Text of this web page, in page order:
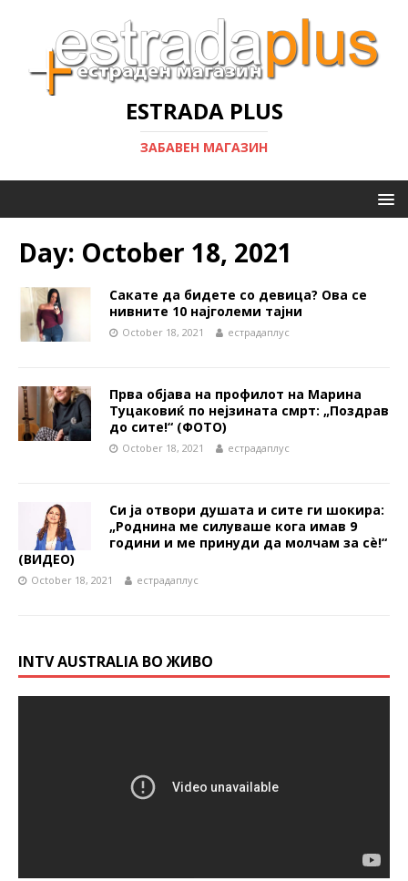
ESTRADA PLUS
ЗАБАВЕН МАГАЗИН
Day: October 18, 2021
Сакате да бидете со девица? Ова се
нивните 10 најголеми тајни
October 18, 2021 естрадаплус
Прва објава на профилот на Марина
Туцаковиќ по нејзината смрт: „Поздрав
до сите!“ (ФОТО)
October 18, 2021 естрадаплус
Си ја отвори душата и сите ги шокира:
„Роднина ме силуваше кога имав 9
години и ме принуди да молчам за сè!“
(ВИДЕО)
October 18, 2021 естрадаплус
INTV AUSTRALIA ВО ЖИВО